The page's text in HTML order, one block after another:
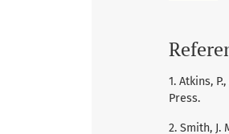
1. Atkins,
Press.
2. Smith, J.